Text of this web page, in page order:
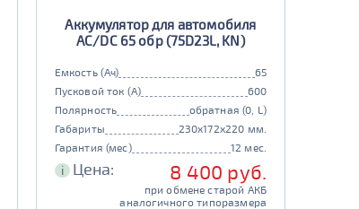
Аккумулятор для автомобиля
AC/DC 65 обр (75D23L, KN)
Емкость (Ач)
65
Пусковой ток (А)
600
Полярность
обратная (0, L)
Габариты
230x172x220 мм.
Гарантия (мес)
12 мес.
i Цена: 8 400 руб.
при обмене старой АКБ
аналогичного типоразмера